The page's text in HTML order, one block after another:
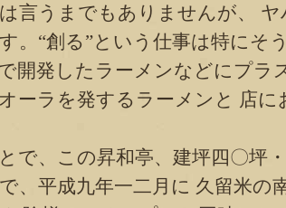
言うまでもありませんが、
。“創る”という仕事は特にそ
開発したラーメンなどにプラ
ーラを発するラーメンと 店
で、この昇和亭、建坪四〇坪
、平成九年一二月に 久留米の